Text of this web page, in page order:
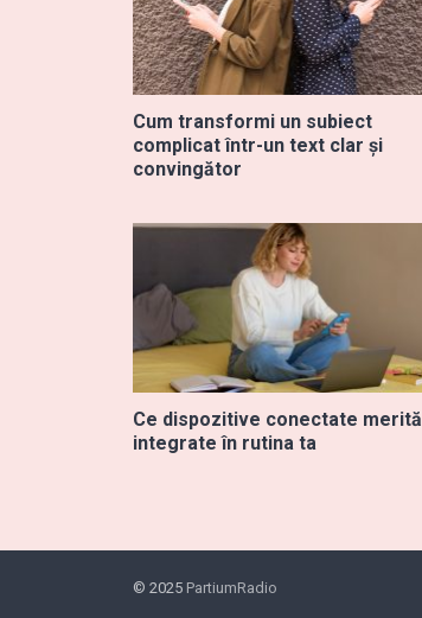
Cum transformi un subiect
complicat într-un text clar și
convingător
Ce dispozitive conectate merită
integrate în rutina ta
© 2025 PartiumRadio